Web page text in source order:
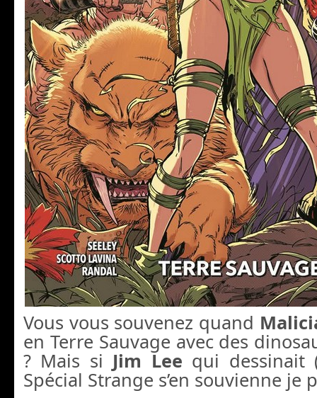
Vous vous souvenez quand
en Terre Sauvage avec des
? Mais si Jim Lee qui dessinait
Spécial Strange s’en souvienne je